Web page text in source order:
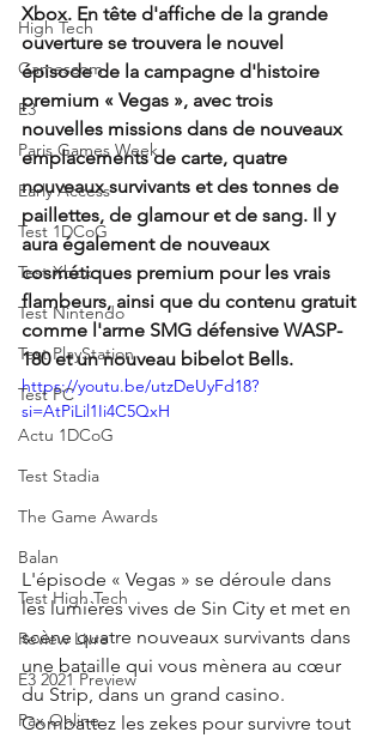
High Tech
Gamescom
E3
Paris Games Week
Early Access
Test 1DCoG
Test Xbox
Test Nintendo
Test PlayStation
Test PC
Actu 1DCoG
Test Stadia
The Game Awards
Balan
Test High Tech
Review Livre
E3 2021 Preview
Pax Online
Xbox. En tête d'affiche de la grande
ouverture se trouvera le nouvel
épisode de la campagne d'histoire
premium « Vegas », avec trois
nouvelles missions dans de nouveaux
emplacements de carte, quatre
nouveaux survivants et des tonnes de
paillettes, de glamour et de sang. Il y
aura également de nouveaux
cosmétiques premium pour les vrais
flambeurs, ainsi que du contenu gratuit
comme l'arme SMG défensive WASP-
180 et un nouveau bibelot Bells.
https://youtu.be/utzDeUyFd18?
si=AtPiLil1Ii4C5QxH
L'épisode « Vegas » se déroule dans
les lumières vives de Sin City et met en
scène quatre nouveaux survivants dans
une bataille qui vous mènera au cœur
du Strip, dans un grand casino.
Combattez les zekes pour survivre tout